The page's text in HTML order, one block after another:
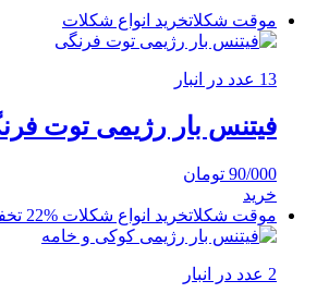
موقت شکلاتخرید انواع شکلات
13 عدد در انبار
فیتنس بار رژیمی توت
90/000 تومان
خرید
موقت شکلاتخرید انواع شکلات %22 تخفیف
2 عدد در انبار